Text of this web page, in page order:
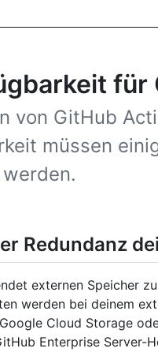
für
von GitHub
müssen
Redundanz
externen Speicher
werden bei deinem
Cloud Storage
Enterprise